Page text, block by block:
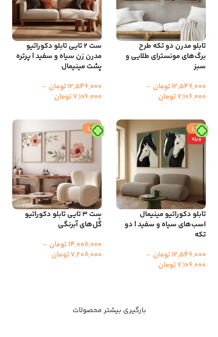
تابلو مدرن دو تکه طرح
برگ‌های مونسترای طلایی و
سبز
12,546,000تومان –
7,106,000تومان
ست 2 تایی تابلو دکوراتیو
مدرن زن سیاه و سفید | پرتره
پشت مینیمال
12,546,000تومان –
7,106,000تومان
حراج
ویژه
تابلو دکوراتیو مینیمال
اسب‌های سیاه و سفید | دو
تکه
12,546,000تومان –
7,106,000تومان
حراج
ست ۳ تایی تابلو دکوراتیو
گُل‌های آبرنگی
14,008,000تومان –
7,208,000تومان
بارگیری بیشتر محصولات